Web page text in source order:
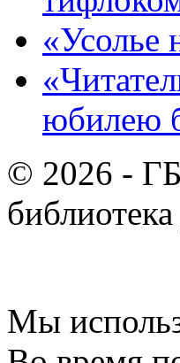
«Усолье
юбилею
© 2026 -
Мы